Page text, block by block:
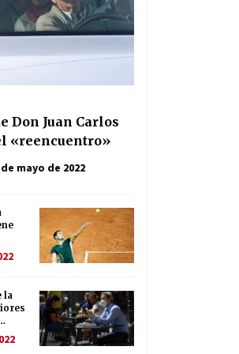
Social
mayo de 2022
de Abril de Sevilla será un
cara por la crisis mundial
en Sevilla | Más de 5.500
de la seguridad del partido
de 2022
Don Juan Carlos
«reencuentro»
de mayo de 2022
la